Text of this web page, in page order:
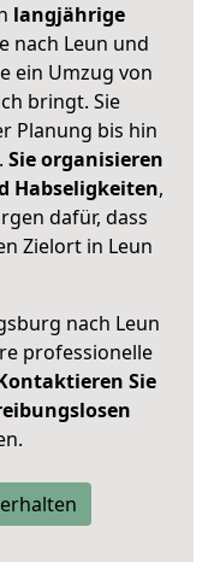
langjährige
nach Leun und
ein Umzug von
bringt. Sie
Planung bis hin
Sie organisieren
Habseligkeiten,
dafür, dass
Zielort in Leun
nach Leun
professionelle
Sie